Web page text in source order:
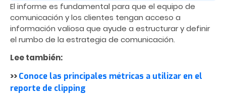
El informe es fundamental para que el equipo de
comunicación y los clientes tengan acceso a
información valiosa que ayude a estructurar y definir
el rumbo de la estrategia de comunicación.
Lee también:
>>Conoce las principales métricas a utilizar en el
reporte de clipping